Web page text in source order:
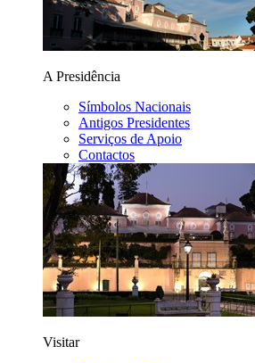
A Presidência
Símbolos Nacionais
Antigos Presidentes
Serviços de Apoio
Contactos
Visitar